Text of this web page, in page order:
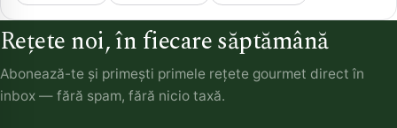
Rețete noi, în fiecare săptămână
Abonează-te și primești primele rețete gourmet direct în
inbox — fără spam, fără nicio taxă.